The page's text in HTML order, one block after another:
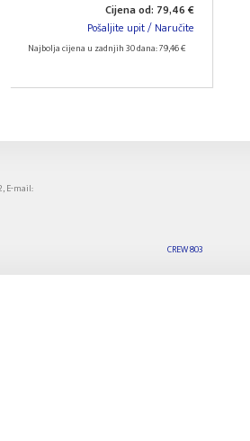
Cijena od: 79,46 €
Pošaljite upit / Naručite
Najbolja cijena u zadnjih 30 dana: 79,46 €
E-mail:
CREW 803